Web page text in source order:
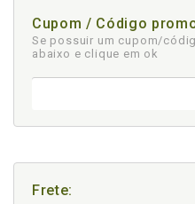
Cupom / Código
Se possuir um cupom/
abaixo e clique em ok
Frete: